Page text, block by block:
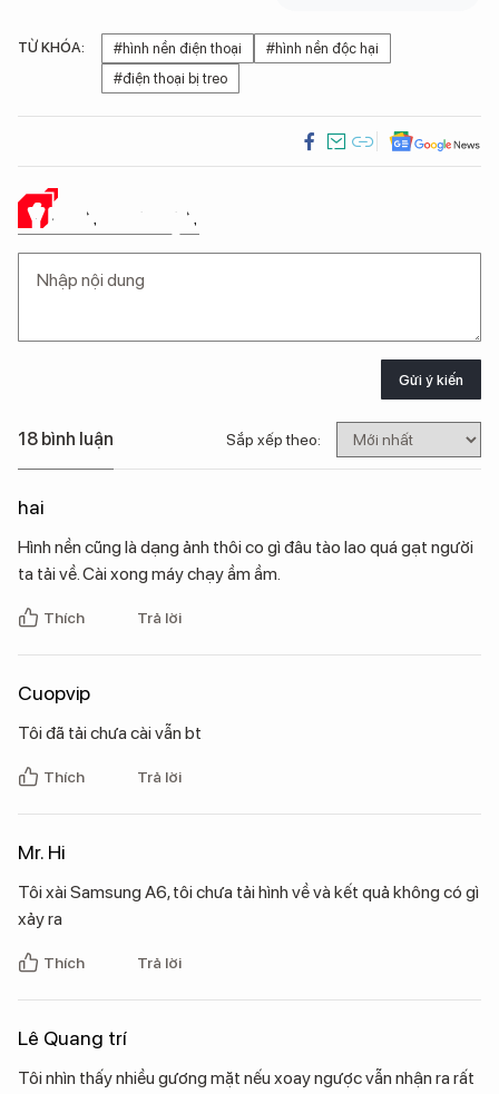
TỪ KHÓA: #hình nền điện thoại
#hình nền độc hại
#điện thoại bị treo
Ý KIẾN CỦA BẠN
Gửi ý kiến
18 bình luận Sắp xếp theo:
hai
Hình nền cũng là dạng ảnh thôi co gì đâu tào lao quá gạt người
ta tải về. Cài xong máy chạy ầm ầm.
Thích Trả lời
Cuopvip
Tôi đã tải chưa cài vẫn bt
Thích Trả lời
Mr. Hi
Tôi xài Samsung A6, tôi chưa tải hình về và kết quả không có gì
xảy ra
Thích Trả lời
Lê Quang trí
Tôi nhìn thấy nhiều gương mặt nếu xoay ngược vẫn nhận ra rất